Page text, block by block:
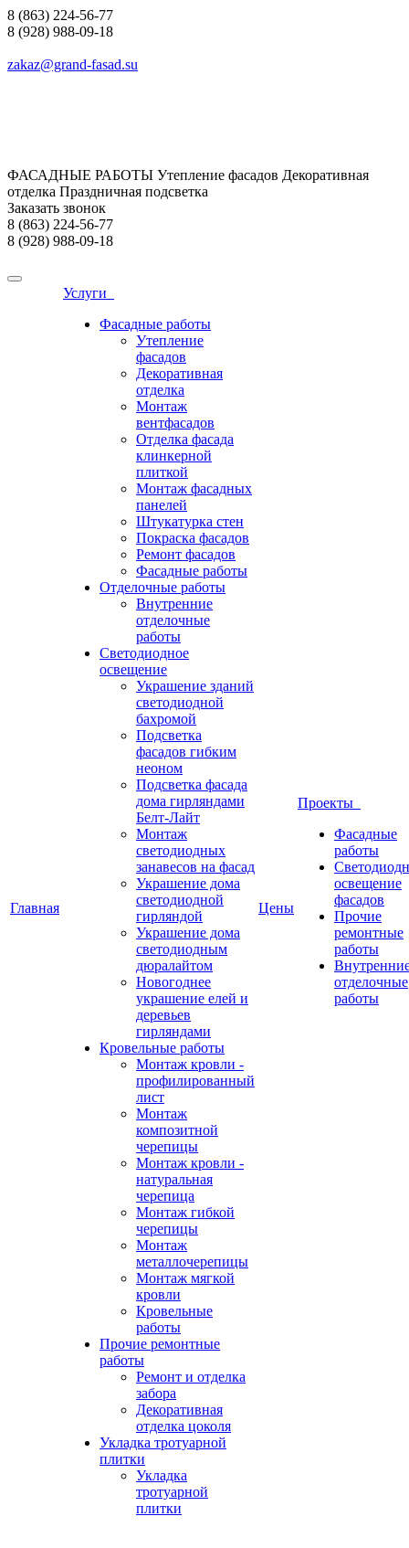
8 (863) 224-56-77
8 (928) 988-09-18
zakaz@grand-fasad.su
ФАСАДНЫЕ РАБОТЫ Утепление фасадов Декоративная
отделка Праздничная подсветка
Заказать звонок
8 (863) 224-56-77
8 (928) 988-09-18
Главная
Услуги
Фасадные работы
Утепление
фасадов
Декоративная
отделка
Монтаж
вентфасадов
Отделка фасада
клинкерной
плиткой
Монтаж фасадных
панелей
Штукатурка стен
Покраска фасадов
Ремонт фасадов
Фасадные работы
Отделочные работы
Внутренние
отделочные
работы
Светодиодное
освещение
Украшение зданий
светодиодной
бахромой
Подсветка
фасадов гибким
неоном
Подсветка фасада
дома гирляндами
Белт-Лайт
Монтаж
светодиодных
занавесов на фасад
Украшение дома
светодиодной
гирляндой
Украшение дома
светодиодным
дюралайтом
Новогоднее
украшение елей и
деревьев
гирляндами
Кровельные работы
Монтаж кровли -
профилированный
лист
Монтаж
композитной
черепицы
Монтаж кровли -
натуральная
черепица
Монтаж гибкой
черепицы
Монтаж
металлочерепицы
Монтаж мягкой
кровли
Кровельные
работы
Прочие ремонтные
работы
Ремонт и отделка
забора
Декоративная
отделка цоколя
Укладка тротуарной
плитки
Укладка
тротуарной
плитки
Цены
Проекты
Фасадные
работы
освещение
фасадов
Прочие
ремонтные
работы
отделочные
работы